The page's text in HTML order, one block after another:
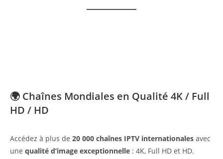
🌍 Chaînes Mondiales en Qualité 4K / Full
HD / HD
Accédez à plus de 20 000 chaînes IPTV internationales avec
une qualité d’image exceptionnelle : 4K, Full HD et HD.